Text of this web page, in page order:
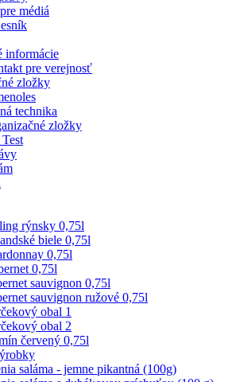
médiá
informácie
pre verejnosť
zložky
technika
zložky
rýnsky 0,75l
biele 0,75l
0,75l
0,75l
sauvignon 0,75l
sauvignon ružové 0,75l
obal 1
obal 2
červený 0,75l
saláma - jemne pikantná (100g)